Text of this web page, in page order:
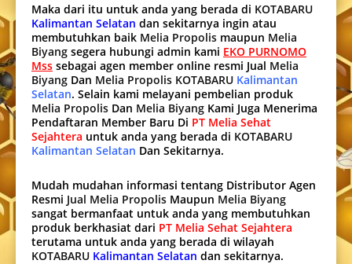
Maka dari itu untuk anda yang berada di KOTABARU
Kalimantan Selatan dan sekitarnya ingin atau
membutuhkan baik Melia Propolis maupun Melia
Biyang segera hubungi admin kami EKO PURNOMO
Mss sebagai agen member online resmi Jual Melia
Biyang Dan Melia Propolis KOTABARU Kalimantan
Selatan. Selain kami melayani pembelian produk
Melia Propolis Dan Melia Biyang Kami Juga Menerima
Pendaftaran Member Baru Di PT Melia Sehat
Sejahtera untuk anda yang berada di KOTABARU
Kalimantan Selatan Dan Sekitarnya.
Mudah mudahan informasi tentang Distributor Agen
Resmi Jual Melia Propolis Maupun Melia Biyang
sangat bermanfaat untuk anda yang membutuhkan
produk berkhasiat dari PT Melia Sehat Sejahtera
terutama untuk anda yang berada di wilayah
KOTABARU Kalimantan Selatan dan sekitarnya.